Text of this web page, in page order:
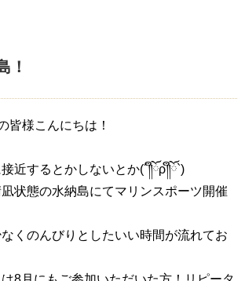
！
皆様こんにちは！
近するとかしないとか(´༎ຶོρ༎ຶོ`)
状態の水納島にてマリンスポーツ開催
くのんびりとしたいい時間が流れてお